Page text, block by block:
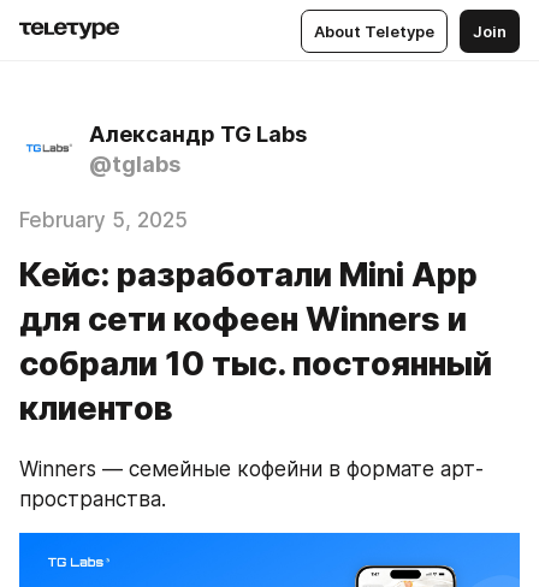
About Teletype Join
Александр TG Labs
@tglabs
February 5, 2025
Кейс: разработали Mini App
для сети кофеен Winners и
собрали 10 тыс. постоянный
клиентов
Winners — семейные кофейни в формате арт-
пространства.